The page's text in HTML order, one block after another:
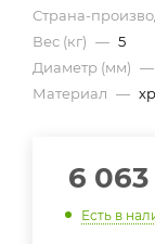
Страна-
Вес (кг) — 5
Диаметр (мм) —
Материал —
6 063
Есть в